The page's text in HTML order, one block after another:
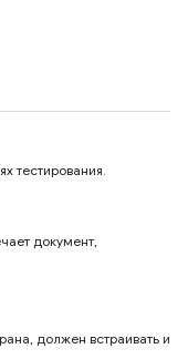
тестирования.
документ,
должен встраивать и